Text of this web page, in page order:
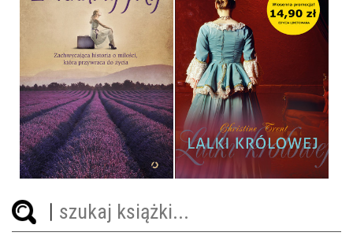
LAWENDOWY POKÓJ
NINA GEORGE
OPRAWA MIĘKKA
34,90 ZŁ
LALKI KRÓLOWEJ
CHRISTINE TRENT
POCKET
14,90 ZŁ